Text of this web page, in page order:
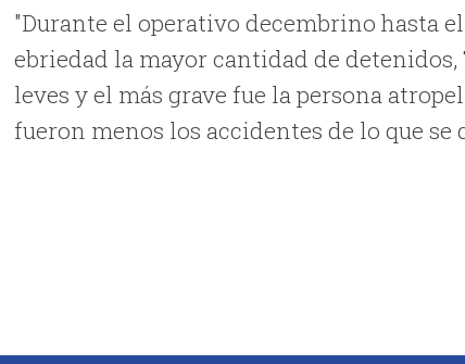
"Durante el operativo decembrino hasta
ebriedad la mayor cantidad de
leves y el más grave fue la persona
fueron menos los accidentes de lo que